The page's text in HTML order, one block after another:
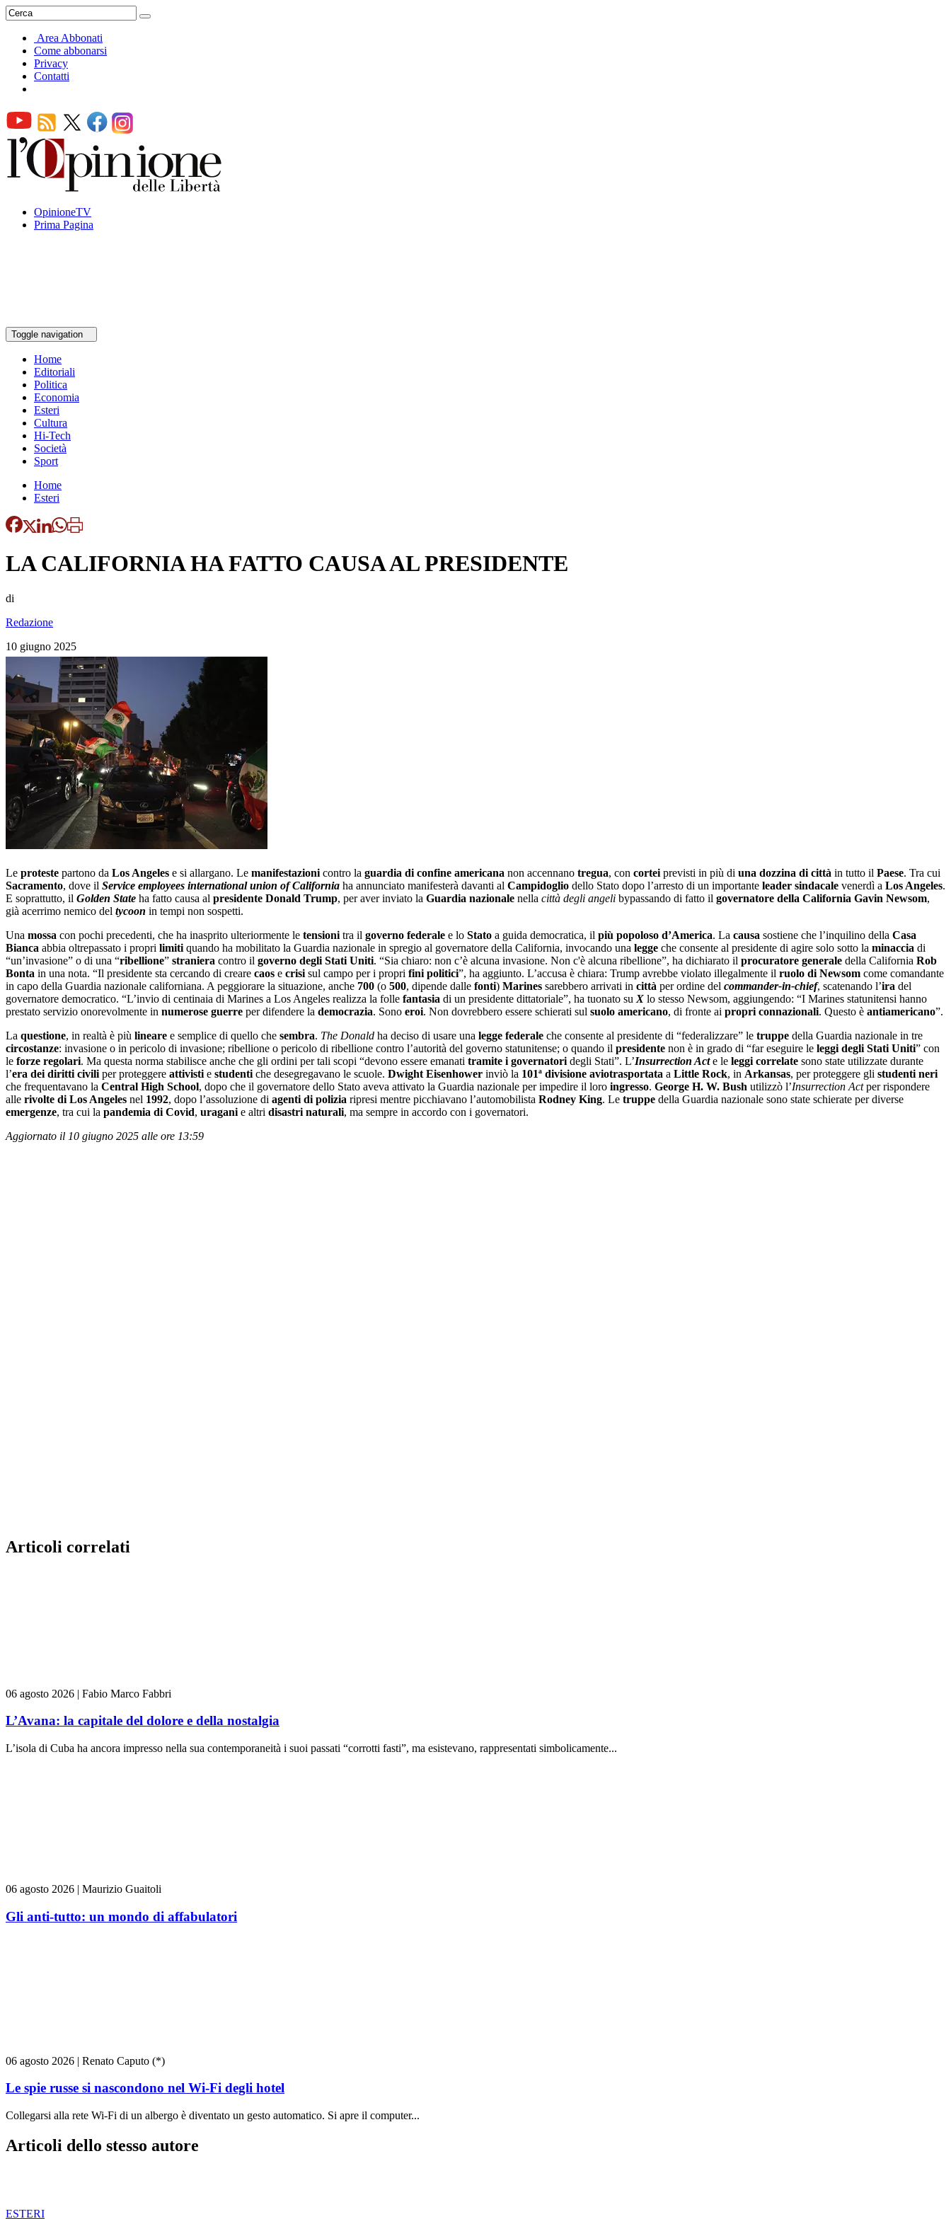
Area Abbonati
Come abbonarsi
Privacy
Contatti
OpinioneTV
Prima Pagina
Toggle navigation
Home
Editoriali
Politica
Economia
Esteri
Cultura
Hi-Tech
Società
Sport
Home
Esteri
LA CALIFORNIA HA FATTO CAUSA AL PRESIDENTE
di
Redazione
10 giugno 2025
Le proteste partono da Los Angeles e si allargano. Le manifestazioni contro la guardia di confine americana non accennano tregua, con cortei previsti in più di una dozzina di città in tutto il Paese. Tra cui
Sacramento, dove il Service employees international union of California ha annunciato manifesterà davanti al Campidoglio dello Stato dopo l’arresto di un importante leader sindacale venerdì a Los Angeles.
E soprattutto, il Golden State ha fatto causa al presidente Donald Trump, per aver inviato la Guardia nazionale nella città degli angeli bypassando di fatto il governatore della California Gavin Newsom,
già acerrimo nemico del tycoon in tempi non sospetti.
Una mossa con pochi precedenti, che ha inasprito ulteriormente le tensioni tra il governo federale e lo Stato a guida democratica, il più popoloso d’America. La causa sostiene che l’inquilino della Casa
Bianca abbia oltrepassato i propri limiti quando ha mobilitato la Guardia nazionale in spregio al governatore della California, invocando una legge che consente al presidente di agire solo sotto la minaccia di
“un’invasione” o di una “ribellione” straniera contro il governo degli Stati Uniti. “Sia chiaro: non c’è alcuna invasione. Non c'è alcuna ribellione”, ha dichiarato il procuratore generale della California Rob
Bonta in una nota. “Il presidente sta cercando di creare caos e crisi sul campo per i propri fini politici”, ha aggiunto. L’accusa è chiara: Trump avrebbe violato illegalmente il ruolo di Newsom come comandante
in capo della Guardia nazionale californiana. A peggiorare la situazione, anche 700 (o 500, dipende dalle fonti) Marines sarebbero arrivati in città per ordine del commander-in-chief, scatenando l’ira del
governatore democratico. “L’invio di centinaia di Marines a Los Angeles realizza la folle fantasia di un presidente dittatoriale”, ha tuonato su X lo stesso Newsom, aggiungendo: “I Marines statunitensi hanno
prestato servizio onorevolmente in numerose guerre per difendere la democrazia. Sono eroi. Non dovrebbero essere schierati sul suolo americano, di fronte ai propri connazionali. Questo è antiamericano”.
La questione, in realtà è più lineare e semplice di quello che sembra. The Donald ha deciso di usare una legge federale che consente al presidente di “federalizzare” le truppe della Guardia nazionale in tre
circostanze: invasione o in pericolo di invasione; ribellione o pericolo di ribellione contro l’autorità del governo statunitense; o quando il presidente non è in grado di “far eseguire le leggi degli Stati Uniti” con
le forze regolari. Ma questa norma stabilisce anche che gli ordini per tali scopi “devono essere emanati tramite i governatori degli Stati”. L’Insurrection Acte le leggi correlate sono state utilizzate durante
l’era dei diritti civili per proteggere attivisti e studenti che desegregavano le scuole. Dwight Eisenhower inviò la 101ª divisione aviotrasportata a Little Rock, in Arkansas, per proteggere gli studenti neri
che frequentavano la Central High School, dopo che il governatore dello Stato aveva attivato la Guardia nazionale per impedire il loro ingresso. George H. W. Bush utilizzò l’Insurrection Actper rispondere
alle rivolte di Los Angeles nel 1992, dopo l’assoluzione di agenti di polizia ripresi mentre picchiavano l’automobilista Rodney King. Le truppe della Guardia nazionale sono state schierate per diverse
emergenze, tra cui la pandemia di Covid, uragani e altri disastri naturali, ma sempre in accordo con i governatori.
Aggiornato il 10 giugno 2025 alle ore 13:59
Articoli correlati
06 agosto 2026 | Fabio Marco Fabbri
L’Avana: la capitale del dolore e della nostalgia
L’isola di Cuba ha ancora impresso nella sua contemporaneità i suoi passati “corrotti fasti”, ma esistevano, rappresentati simbolicamente...
06 agosto 2026 | Maurizio Guaitoli
Gli anti-tutto: un mondo di affabulatori
06 agosto 2026 | Renato Caputo (*)
Le spie russe si nascondono nel Wi-Fi degli hotel
Collegarsi alla rete Wi-Fi di un albergo è diventato un gesto automatico. Si apre il computer...
Articoli dello stesso autore
ESTERI